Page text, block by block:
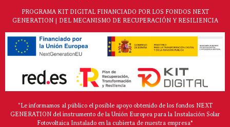
PROGRAMA KIT DIGITAL FINANCIADO POR LOS FONDOS NEXT
GENERATION | DEL MECANISMO DE RECUPERACIÓN Y RESILIENCIA
"Le informamos al público el posible apoyo obtenido de los fondos NEXT
GENERATION del instrumento de la Unión Europea para la Instalación Solar
Fotovoltaica Instalado en la cubierta de nuestra empresa*